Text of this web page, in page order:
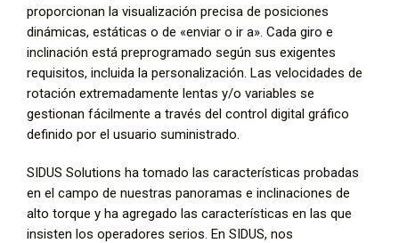
proporcionan la visualización precisa de posiciones
dinámicas, estáticas o de «enviar o ir a». Cada giro e
inclinación está preprogramado según sus exigentes
requisitos, incluida la personalización. Las velocidades de
rotación extremadamente lentas y/o variables se
gestionan fácilmente a través del control digital gráfico
definido por el usuario suministrado.
SIDUS Solutions ha tomado las características probadas
en el campo de nuestras panoramas e inclinaciones de
alto torque y ha agregado las características en las que
insisten los operadores serios. En SIDUS, nos